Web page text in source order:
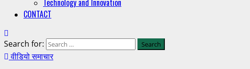
Technology and Innovation
CONTACT
Search for:
वीडियो समाचार